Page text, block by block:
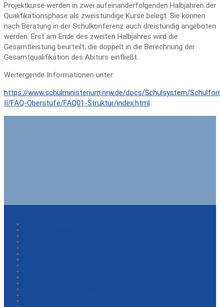
Projektkurse werden in zwei aufeinanderfolgenden Halbjahren der
Qualifikationsphase als zweistündige Kurse belegt. Sie können
nach Beratung in der Schulkonferenz auch dreistündig angeboten
werden. Erst am Ende des zweiten Halbjahres wird die
Gesamtleistung beurteilt, die doppelt in die Berechnung der
Gesamtqualifikation des Abiturs einfließt.
Weitergende Informationen unter:
https://www.schulministerium.nrw.de/docs/Schulsystem/
II/FAQ-Oberstufe/FAQ01-Struktur/index.html